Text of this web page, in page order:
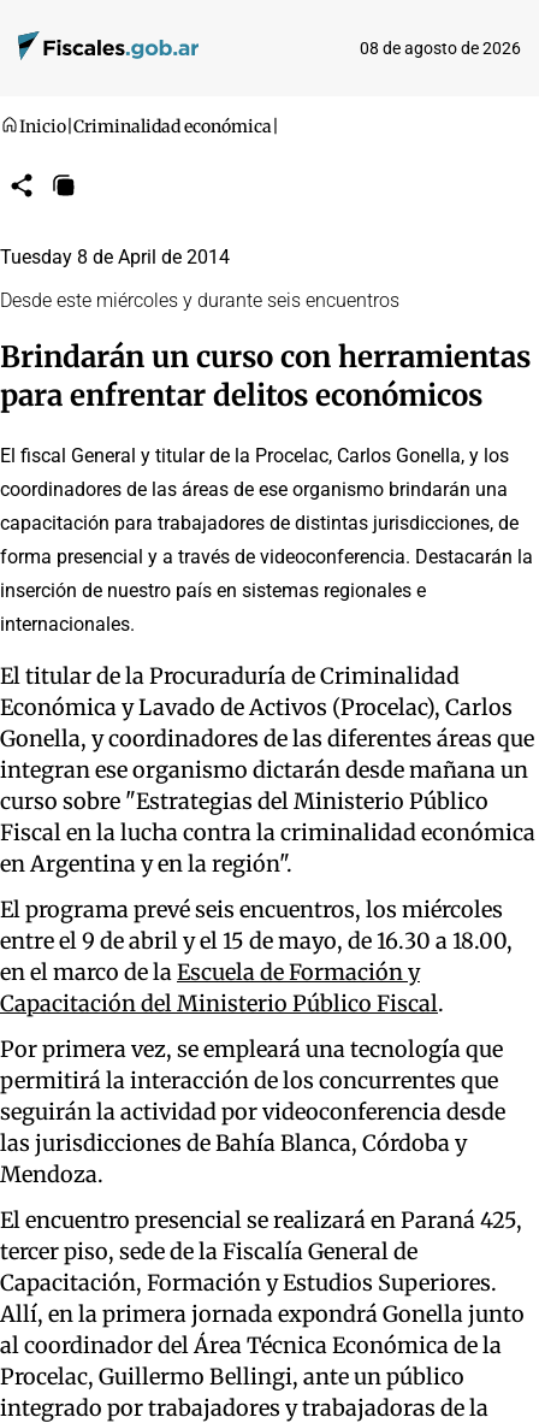
08 de agosto de 2026
Inicio Criminalidad económica
CompartirCopiar
Tuesday 8 de April de 2014
Desde este miércoles y durante seis encuentros
Brindarán un curso con herramientas
para enfrentar delitos económicos
El fiscal General y titular de la Procelac, Carlos Gonella, y los
coordinadores de las áreas de ese organismo brindarán una
capacitación para trabajadores de distintas jurisdicciones, de
forma presencial y a través de videoconferencia. Destacarán la
inserción de nuestro país en sistemas regionales e
internacionales.
El titular de la Procuraduría de Criminalidad
Económica y Lavado de Activos (Procelac), Carlos
Gonella, y coordinadores de las diferentes áreas que
integran ese organismo dictarán desde mañana un
curso sobre "Estrategias del Ministerio Público
Fiscal en la lucha contra la criminalidad económica
en Argentina y en la región".
El programa prevé seis encuentros, los miércoles
entre el 9 de abril y el 15 de mayo, de 16.30 a 18.00,
en el marco de laEscuela de Formación y
Capacitación del Ministerio Público Fiscal.
Por primera vez, se empleará una tecnología que
permitirá la interacción de los concurrentes que
seguirán la actividad por videoconferencia desde
las jurisdicciones de Bahía Blanca, Córdoba y
Mendoza.
El encuentro presencial se realizará en Paraná 425,
tercer piso, sede de la Fiscalía General de
Capacitación, Formación y Estudios Superiores.
Allí, en la primera jornada expondrá Gonella junto
al coordinador del Área Técnica Económica de la
Procelac, Guillermo Bellingi, ante un público
integrado por trabajadores y trabajadoras de la